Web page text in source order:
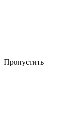
Пропустить